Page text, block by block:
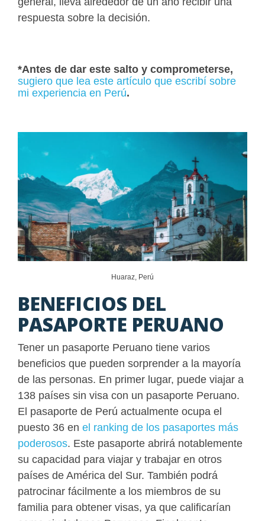
respuesta sobre la decisión.
*Antes de dar este salto y comprometerse,
sugiero que lea este artículo que escribí sobre
mi experiencia en Perú.
Huaraz, Perú
BENEFICIOS DEL
PASAPORTE PERUANO
Tener un pasaporte Peruano tiene varios
beneficios que pueden sorprender a la mayoría
de las personas. En primer lugar, puede viajar a
138 países sin visa con un pasaporte Peruano.
El pasaporte de Perú actualmente ocupa el
puesto 36 en el ranking de los pasaportes más
poderosos. Este pasaporte abrirá notablemente
su capacidad para viajar y trabajar en otros
países de América del Sur. También podrá
patrocinar fácilmente a los miembros de su
familia para obtener visas, ya que calificarían